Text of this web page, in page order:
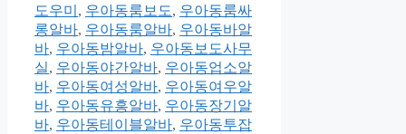
도우미 , 우아동룸보도, 우아동룸싸
롱알바, 우아동룸알바, 우아동바알
바, 우아동밤알바, 우아동보도사무
실, 우아동야간알바, 우아동업소알
바, 우아동여성알바, 우아동여우알
바, 우아동유흥알바, 우아동장기알
바, 우아동테이블알바, 우아동투잡